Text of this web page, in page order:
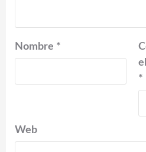
Nombre *
*
Web